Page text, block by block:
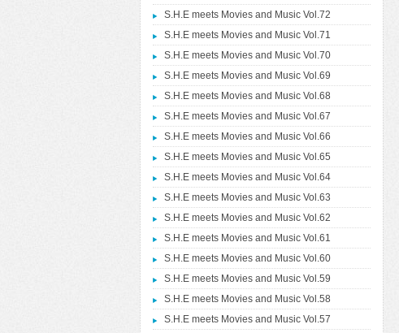
S.H.E meets Movies and Music Vol.72
S.H.E meets Movies and Music Vol.71
S.H.E meets Movies and Music Vol.70
S.H.E meets Movies and Music Vol.69
S.H.E meets Movies and Music Vol.68
S.H.E meets Movies and Music Vol.67
S.H.E meets Movies and Music Vol.66
S.H.E meets Movies and Music Vol.65
S.H.E meets Movies and Music Vol.64
S.H.E meets Movies and Music Vol.63
S.H.E meets Movies and Music Vol.62
S.H.E meets Movies and Music Vol.61
S.H.E meets Movies and Music Vol.60
S.H.E meets Movies and Music Vol.59
S.H.E meets Movies and Music Vol.58
S.H.E meets Movies and Music Vol.57